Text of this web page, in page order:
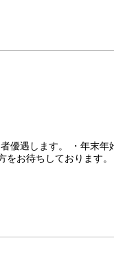
優遇します。 ・年末年
お待ちしております。